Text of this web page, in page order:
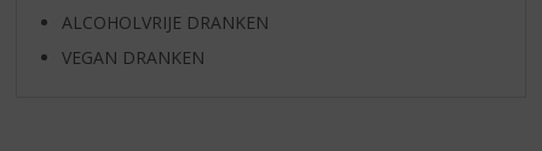
ALCOHOLVRIJE DRANKEN
VEGAN DRANKEN